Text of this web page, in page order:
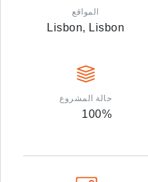
المواقع
Lisbon, Lisbon
حالة المشروع
100%